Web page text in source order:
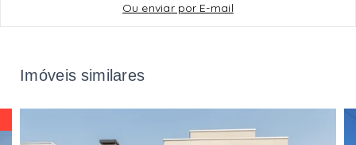
Ou enviar por E-mail
Imóveis similares